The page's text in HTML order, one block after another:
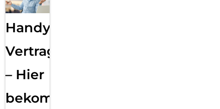
Handy
Vertragsabwicklung
– Hier
bekommst